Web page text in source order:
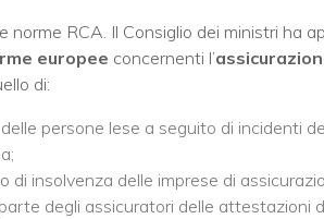
norme RCA. Il Consiglio dei ministri ha
europee concernenti l’
di:
persone lese a seguito di incidenti
di insolvenza delle imprese di
degli assicuratori delle attestazioni